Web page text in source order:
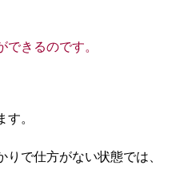
きるのです。
。
で仕方がない状態では、